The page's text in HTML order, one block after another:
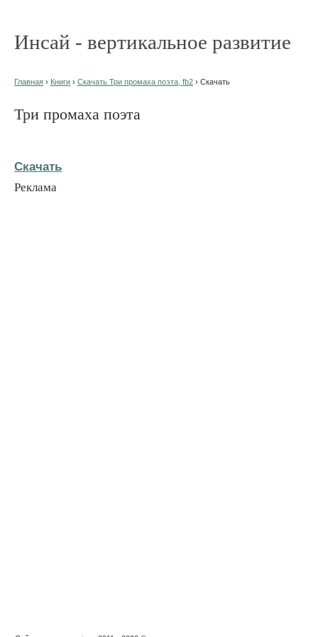
Инсай - вертикальное развитие
Главная › Книги › Скачать Три промаха поэта, fb2 › Скачать
Три промаха поэта
Скачать
Реклама